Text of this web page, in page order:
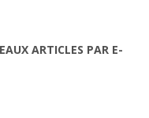
ARTICLES PAR E-